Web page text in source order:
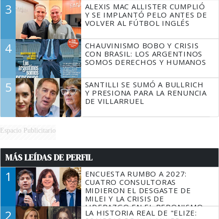
3
ALEXIS MAC ALLISTER CUMPLIÓ
Y SE IMPLANTÓ PELO ANTES DE
VOLVER AL FÚTBOL INGLÉS
4
CHAUVINISMO BOBO Y CRISIS
CON BRASIL: LOS ARGENTINOS
SOMOS DERECHOS Y HUMANOS
5
SANTILLI SE SUMÓ A BULLRICH
Y PRESIONA PARA LA RENUNCIA
DE VILLARRUEL
Espacio Publicitario
MÁS LEÍDAS DE PERFIL
1
ENCUESTA RUMBO A 2027:
CUATRO CONSULTORAS
MIDIERON EL DESGASTE DE
MILEI Y LA CRISIS DE
LIDERAZGO EN EL PERONISMO
2
LA HISTORIA REAL DE "ELIZE: